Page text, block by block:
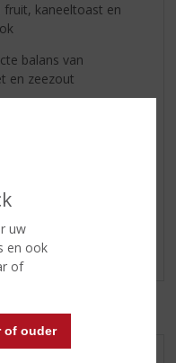
uw
en ook
of
of ouder
fruit, kaneeltoast en
balans van
en zeezout
voor dit product